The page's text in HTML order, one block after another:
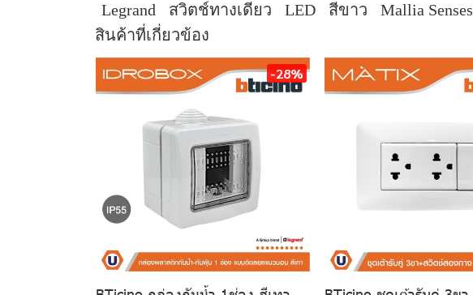
Legrand สวิตช์ทางเดียว LED สีขาว Mallia Senses
สินค้าที่เกี่ยวข้อง
-28%